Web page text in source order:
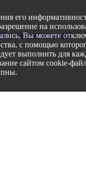
и членам их семей
его
на
Вы можете
с помощью
выполнить для
сайтом cookie-